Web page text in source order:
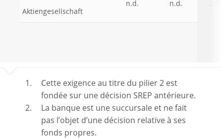
Aktiengesellschaft
n.d. n.d.
Cette exigence au titre du pilier 2 est
fondée sur une décision SREP antérieure.
La banque est une succursale et ne fait
pas l’objet d’une décision relative à ses
fonds propres.